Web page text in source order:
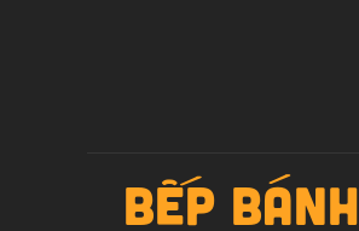
BẾP BÁNH